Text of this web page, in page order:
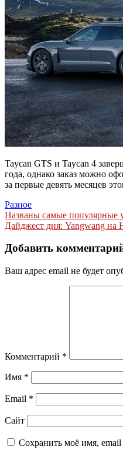
Taycan GTS и Taycan 4
года, однако заказ можно
за первые девять месяцев
Разное
Навигация
по
записям
Названы самые популярные
Дайджест дня: Yangwang
Добавить
Ваш адрес email не будет
Комментарий *
Имя *
Email *
Сайт
Сохранить моё имя,